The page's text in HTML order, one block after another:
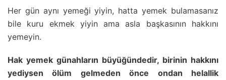
Her gün aynı yemeği yiyin, hatta yemek bulamasanız
bile kuru ekmek yiyin ama asla başkasının hakkını
yemeyin.
Hak yemek günahların büyüğündedir, birinin hakkını
yediysen ölüm gelmeden önce ondan helallik